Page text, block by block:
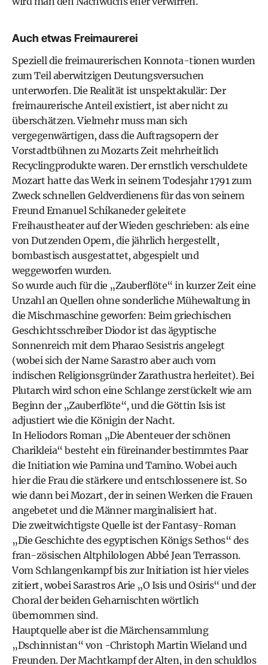
Auch etwas Freimaurerei
Speziell die freimaurerischen Konnota-tionen wurden
zum Teil aberwitzigen Deutungsversuchen
unterworfen. Die Realität ist unspektakulär: Der
freimaurerische Anteil existiert, ist aber nicht zu
überschätzen. Vielmehr muss man sich
vergegenwärtigen, dass die Auftragsopern der
Vorstadtbühnen zu Mozarts Zeit mehrheitlich
Recyclingprodukte waren. Der ernstlich verschuldete
Mozart hatte das Werk in seinem Todesjahr 1791 zum
Zweck schnellen Geldverdienens für das von seinem
Freund Emanuel Schikaneder geleitete
Freihaustheater auf der Wieden geschrieben: als eine
von Dutzenden Opern, die jährlich hergestellt,
bombastisch ausgestattet, abgespielt und
weggeworfen wurden.
So wurde auch für die „Zauberflöte“ in kurzer Zeit eine
Unzahl an Quellen ohne sonderliche Mühewaltung in
die Mischmaschine geworfen: Beim griechischen
Geschichtsschreiber Diodor ist das ägyptische
Sonnenreich mit dem Pharao Sesistris angelegt
(wobei sich der Name Sarastro aber auch vom
indischen Religionsgründer Zarathustra herleitet). Bei
Plutarch wird schon eine Schlange zerstückelt wie am
Beginn der „Zauberflöte“, und die Göttin Isis ist
adjustiert wie die Königin der Nacht.
In Heliodors Roman „Die Abenteuer der schönen
Charikleia“ besteht ein füreinander bestimmtes Paar
die Initiation wie Pamina und Tamino. Wobei auch
hier die Frau die stärkere und entschlossenere ist. So
wie dann bei Mozart, der in seinen Werken die Frauen
angebetet und die Männer marginalisiert hat.
Die zweitwichtigste Quelle ist der Fantasy-Roman
„Die Geschichte des egyptischen Königs Sethos“ des
fran-zösischen Altphilologen Abbé Jean Terrasson.
Vom Schlangenkampf bis zur Initiation ist hier vieles
zitiert, wobei Sarastros Arie „O Isis und Osiris“ und der
Choral der beiden Geharnischten wörtlich
übernommen sind.
Hauptquelle aber ist die Märchensammlung
„Dschinnistan“ von -Christoph Martin Wieland und
Freunden. Der Machtkampf der Alten, in den schuldlos